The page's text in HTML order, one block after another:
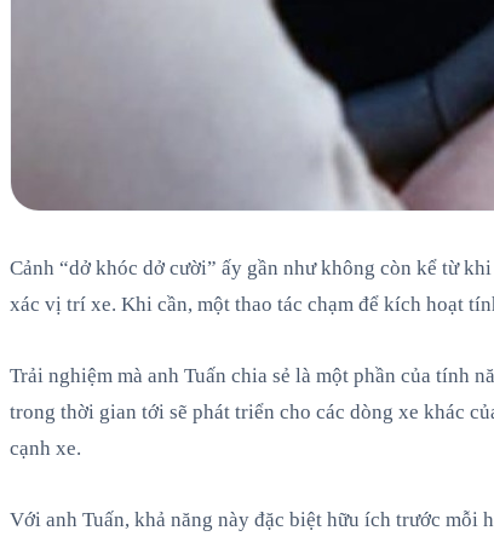
Cảnh “dở khóc dở cười” ấy gần như không còn kể từ
xác vị trí xe. Khi cần, một thao tác chạm để kích hoạt
Trải nghiệm mà anh Tuấn chia sẻ là một phần của tính
trong thời gian tới sẽ phát triển cho các dòng xe khác
cạnh xe.
Với anh Tuấn, khả năng này đặc biệt hữu ích trước mỗi